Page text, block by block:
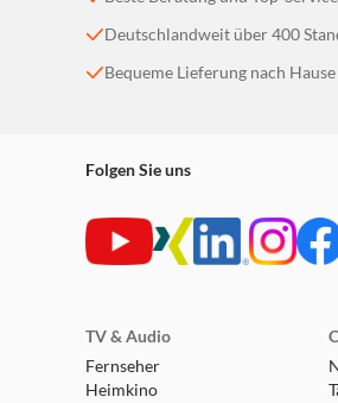
Deutschlandweit über 400
Bequeme Lieferung nach Hause
Folgen Sie uns
TV & Audio
Fernseher
Heimkino